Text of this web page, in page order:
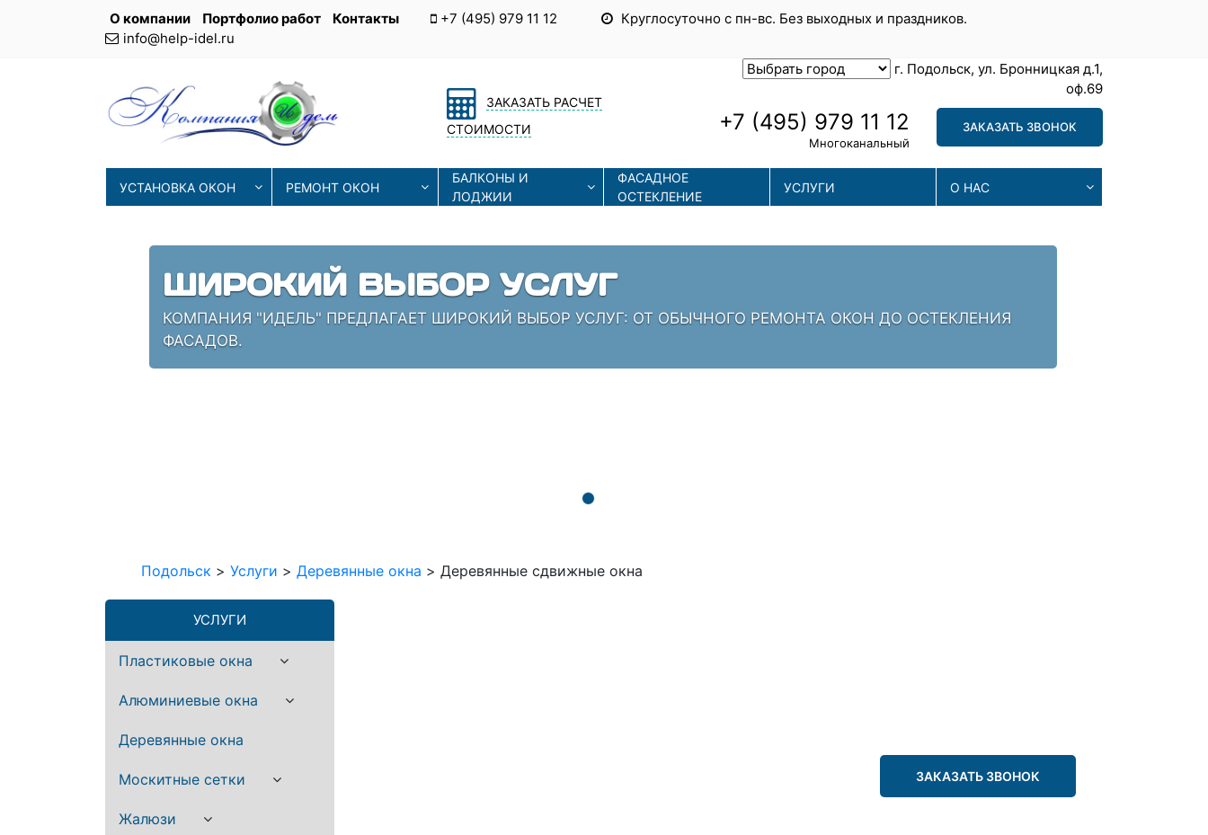
О компании Портфолио работ Контакты +7 (495) 979 11 12
Круглосуточно с пн-вс. Без выходных и праздников.
info@help-idel.ru
ЗАКАЗАТЬ РАСЧЕТ
СТОИМОСТИ
г. Подольск, ул. Бронницкая д.1,
оф.69
+7 (495) 979 11 12
Многоканальный
ЗАКАЗАТЬ ЗВОНОК
УСТАНОВКА ОКОН РЕМОНТ ОКОН
БАЛКОНЫ И
ЛОДЖИИ
ФАСАДНОЕ
ОСТЕКЛЕНИЕ
УСЛУГИ О НАС
ШИРОКИЙ ВЫБОР УСЛУГ
КОМПАНИЯ "ИДЕЛЬ" ПРЕДЛАГАЕТ ШИРОКИЙ ВЫБОР УСЛУГ: ОТ ОБЫЧНОГО РЕМОНТА ОКОН ДО ОСТЕКЛЕНИЯ
ФАСАДОВ.
Подольск > Услуги > Деревянные окна > Деревянные сдвижные окна
УСЛУГИ
Пластиковые окна
Алюминиевые окна
Деревянные окна
Москитные сетки
Жалюзи
ЗАКАЗАТЬ ЗВОНОК